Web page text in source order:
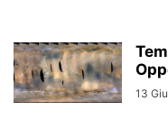
13